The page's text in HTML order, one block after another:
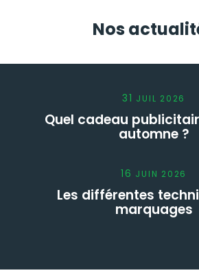
Nos
31 JUIL 2026
Quel cadeau
automne ?
16 JUIN 2026
Les différentes
marquages